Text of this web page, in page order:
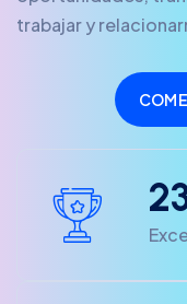
trabajar y
2